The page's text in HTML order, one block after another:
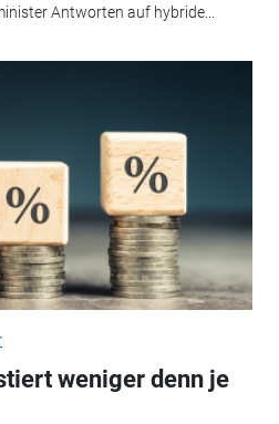
Antworten auf hybride...
weniger denn je